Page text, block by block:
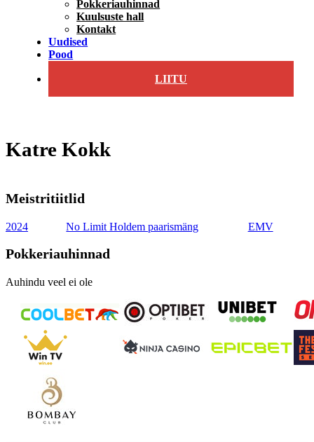
Pokkeriauhinnad
Kuulsuste hall
Kontakt
Uudised
Pood
LIITU
Katre Kokk
Meistritiitlid
2024 No Limit Holdem paarismäng EMV
Pokkeriauhinnad
Auhindu veel ei ole